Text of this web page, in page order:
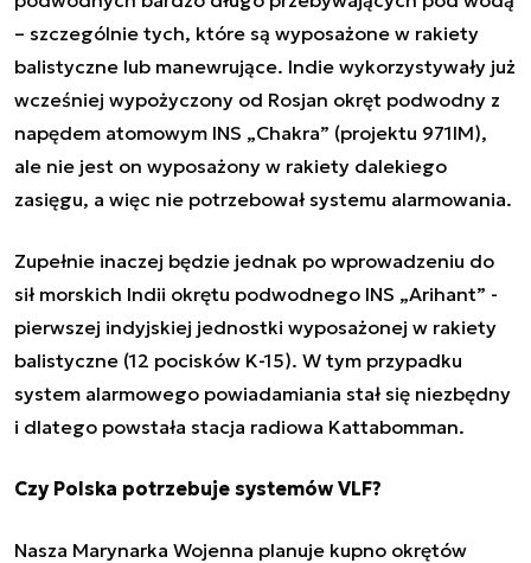
– szczególnie tych, które są wyposażone w rakiety
balistyczne lub manewrujące. Indie wykorzystywały już
wcześniej wypożyczony od Rosjan okręt podwodny z
napędem atomowym INS „Chakra” (projektu 971IM),
ale nie jest on wyposażony w rakiety dalekiego
zasięgu, a więc nie potrzebował systemu alarmowania.
Zupełnie inaczej będzie jednak po wprowadzeniu do
sił morskich Indii okrętu podwodnego INS „Arihant” -
pierwszej indyjskiej jednostki wyposażonej w rakiety
balistyczne (12 pocisków K-15). W tym przypadku
system alarmowego powiadamiania stał się niezbędny
i dlatego powstała stacja radiowa Kattabomman.
Czy Polska potrzebuje systemów VLF?
Nasza Marynarka Wojenna planuje kupno okrętów